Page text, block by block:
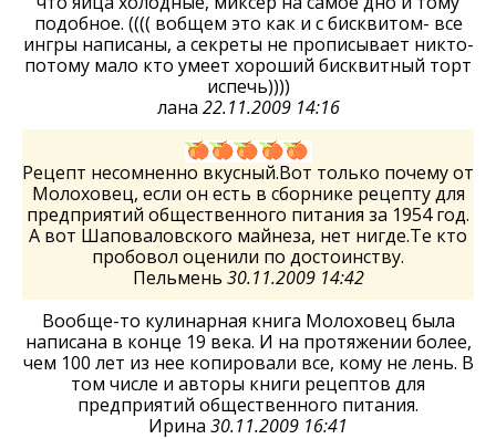
подобное. (((( вобщем это как и с бисквитом- все
ингры написаны, а секреты не прописывает никто-
потому мало кто умеет хороший бисквитный торт
испечь))))
лана 22.11.2009 14:16
Рецепт несомненно вкусный.Вот только почему от
Молоховец, если он есть в сборнике рецепту для
предприятий общественного питания за 1954 год.
А вот Шаповаловского майнеза, нет нигде.Те кто
пробовол оценили по достоинству.
Пельмень 30.11.2009 14:42
Вообще-то кулинарная книга Молоховец была
написана в конце 19 века. И на протяжении более,
чем 100 лет из нее копировали все, кому не лень. В
том числе и авторы книги рецептов для
предприятий общественного питания.
Ирина 30.11.2009 16:41